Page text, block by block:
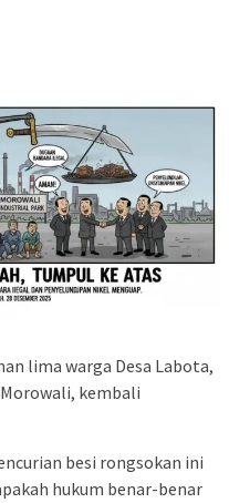
lima warga Desa Labota,
kembali
besi rongsokan ini
hukum benar-benar